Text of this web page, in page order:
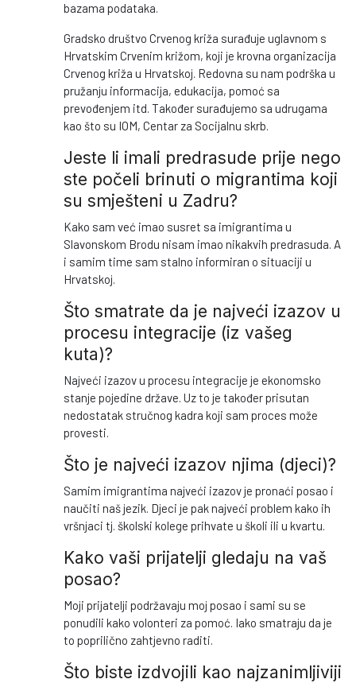
bazama podataka.
Gradsko društvo Crvenog križa surađuje uglavnom s
Hrvatskim Crvenim križom, koji je krovna organizacija
Crvenog križa u Hrvatskoj. Redovna su nam podrška u
pružanju informacija, edukacija, pomoć sa
prevođenjem itd. Također surađujemo sa udrugama
kao što su IOM, Centar za Socijalnu skrb.
Jeste li imali predrasude prije nego
ste počeli brinuti o migrantima koji
su smješteni u Zadru?
Kako sam već imao susret sa imigrantima u
Slavonskom Brodu nisam imao nikakvih predrasuda. A
i samim time sam stalno informiran o situaciji u
Hrvatskoj.
Što smatrate da je najveći izazov u
procesu integracije (iz vašeg
kuta)?
Najveći izazov u procesu integracije je ekonomsko
stanje pojedine države. Uz to je također prisutan
nedostatak stručnog kadra koji sam proces može
provesti.
Što je najveći izazov njima (djeci)?
Samim imigrantima najveći izazov je pronaći posao i
naučiti naš jezik. Djeci je pak najveći problem kako ih
vršnjaci tj. školski kolege prihvate u školi ili u kvartu.
Kako vaši prijatelji gledaju na vaš
posao?
Moji prijatelji podržavaju moj posao i sami su se
ponudili kako volonteri za pomoć. Iako smatraju da je
to poprilično zahtjevno raditi.
Što biste izdvojili kao najzanimljiviji